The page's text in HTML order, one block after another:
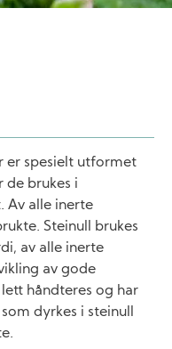
er spesielt utformet
de brukes i
Av alle inerte
Steinull brukes
av alle inerte
av gode
håndteres og har
dyrkes i steinull